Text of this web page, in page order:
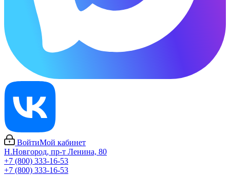
ВойтиМой кабинет
Н.Новгород, пр-т Ленина, 80
+7 (800) 333-16-53
+7 (800) 333-16-53